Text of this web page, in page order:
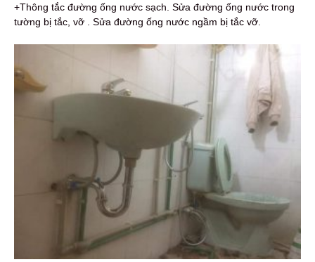
+Thông tắc đường ống nước sạch. Sửa đường ống nước trong
tường bị tắc, vỡ . Sửa đường ống nước ngầm bị tắc vỡ.